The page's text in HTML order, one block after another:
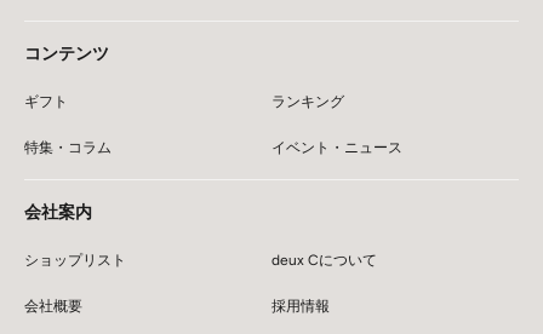
コンテンツ
ギフト ランキング
特集・コラム イベント・ニュース
会社案内
ショップリスト deux Cについて
会社概要 採用情報